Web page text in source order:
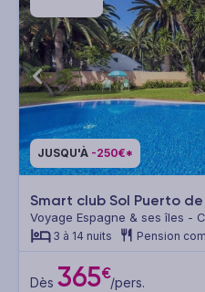
JUSQU'À -250€*
Smart club Sol Puerto
Voyage Espagne & ses îles -
3 à 14 nuits Pension
Dès 365€/pers.